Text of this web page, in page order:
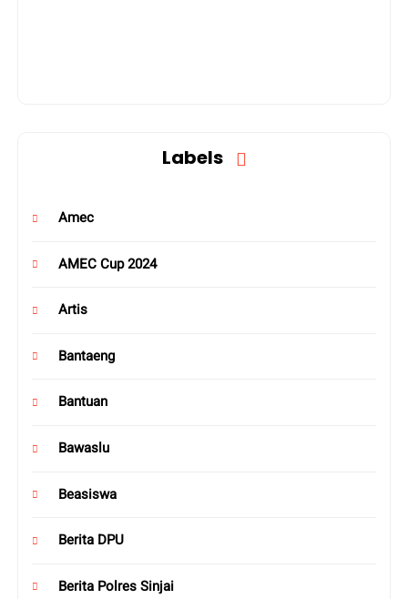
Labels
Amec
AMEC Cup 2024
Artis
Bantaeng
Bantuan
Bawaslu
Beasiswa
Berita DPU
Berita Polres Sinjai